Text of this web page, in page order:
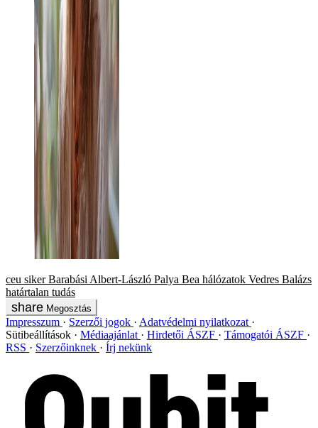
ceu siker Barabási Albert-László Palya Bea hálózatok Vedres Balázs
határtalan tudás
Megosztás
Impresszum Szerzői jogok
Adatvédelmi nyilatkozat
Sütibeállítások
Médiaajánlat Hirdetői ÁSZF
Támogatói ÁSZF
RSS
Szerzőinknek Írj nekünk